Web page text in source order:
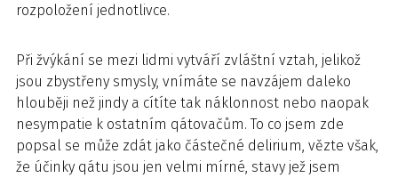
rozpoložení jednotlivce.
Při žvýkání se mezi lidmi vytváří zvláštní vztah, jelikož
jsou zbystřeny smysly, vnímáte se navzájem daleko
hlouběji než jindy a cítíte tak náklonnost nebo naopak
nesympatie k ostatním qátovačům. To co jsem zde
popsal se může zdát jako částečné delirium, vězte však,
že účinky qátu jsou jen velmi mírné, stavy jež jsem